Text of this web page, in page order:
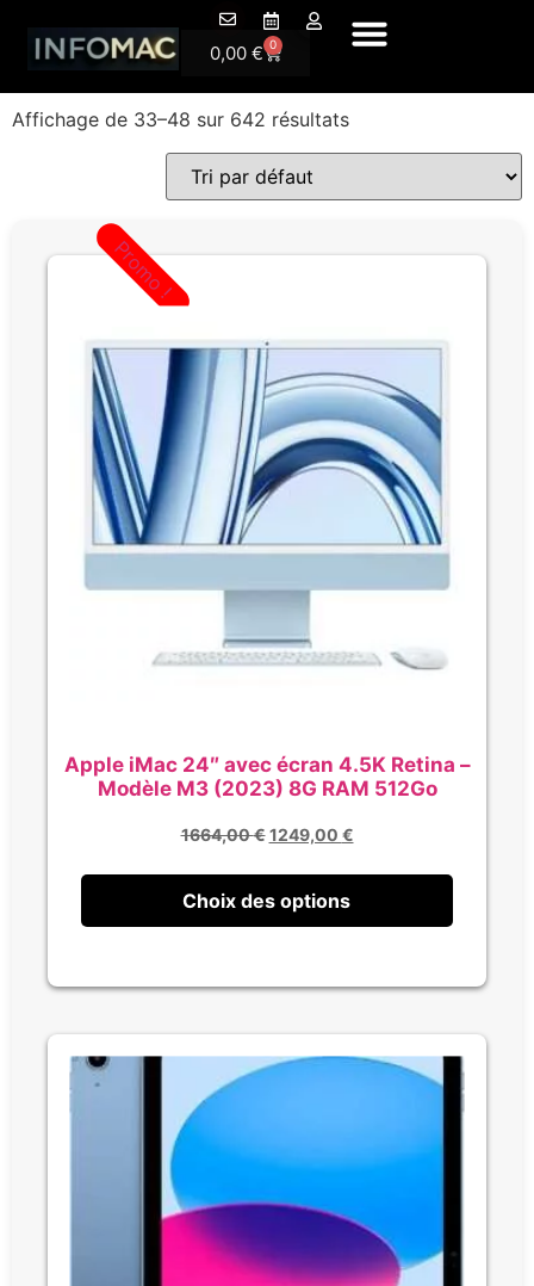
0,00 € 0
Affichage de 33–48 sur 642 résultats
Promo !
Apple iMac 24″ avec écran 4.5K Retina –
Modèle M3 (2023) 8G RAM 512Go
1664,00€ 1249,00 €
Choix des options